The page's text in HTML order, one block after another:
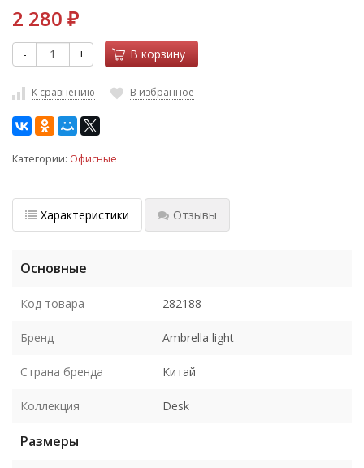
2 280 ₽
- + В корзину
К сравнению В избранное
Категории: Офисные
Характеристики Отзывы
Основные
Код товара 282188
Бренд Ambrella light
Страна бренда Китай
Коллекция Desk
Размеры